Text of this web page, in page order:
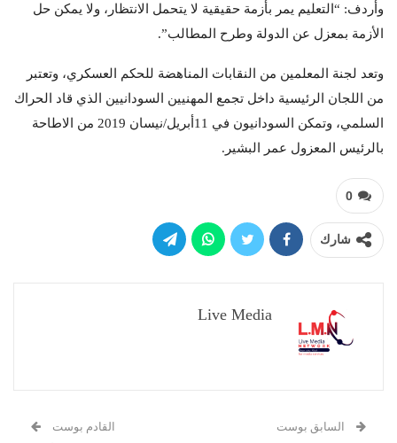
وأردف: “التعليم يمر بأزمة حقيقية لا يتحمل الانتظار، ولا يمكن حل
الأزمة بمعزل عن الدولة وطرح المطالب”.
وتعد لجنة المعلمين من النقابات المناهضة للحكم العسكري، وتعتبر
من اللجان الرئيسية داخل تجمع المهنيين السودانيين الذي قاد الحراك
السلمي، وتمكن السودانيون في 11أبريل/نيسان 2019 من الاطاحة
بالرئيس المعزول عمر البشير.
0
شارك
Live Media
السابق بوست القادم بوست